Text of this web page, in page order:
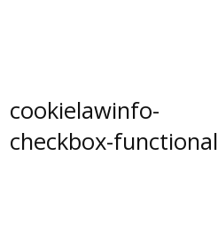
cookielawinfo-
checkbox-functional